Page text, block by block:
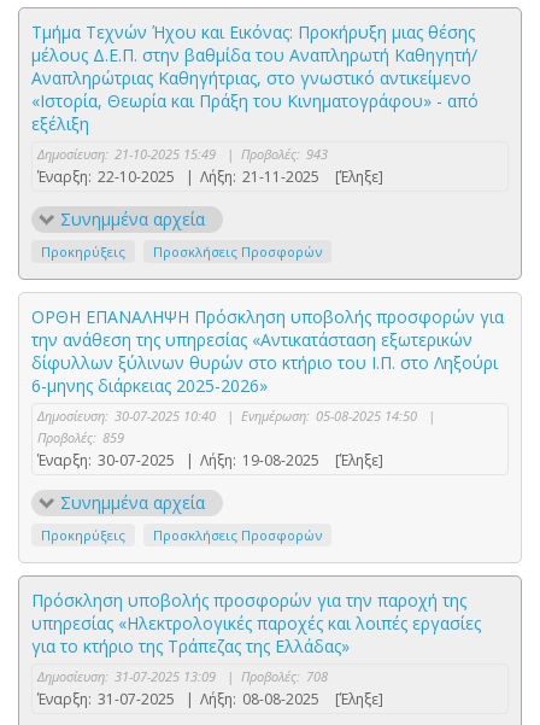
Τμήμα Τεχνών Ήχου και Εικόνας: Προκήρυξη μιας θέσης
μέλους Δ.Ε.Π. στην βαθμίδα του Αναπληρωτή Καθηγητή/
Αναπληρώτριας Καθηγήτριας, στο γνωστικό αντικείμενο
«Ιστορία, Θεωρία και Πράξη του Κινηματογράφου» - από
εξέλιξη
Δημοσίευση: 21-10-2025 15:49 | Προβολές: 943
Έναρξη: 22-10-2025 | Λήξη: 21-11-2025 [Έληξε]
Συνημμένα αρχεία
Προκηρύξεις Προσκλήσεις Προσφορών
ΟΡΘΗ ΕΠΑΝΑΛΗΨΗ Πρόσκληση υποβολής προσφορών για
την ανάθεση της υπηρεσίας «Αντικατάσταση εξωτερικών
δίφυλλων ξύλινων θυρών στο κτήριο του Ι.Π. στο Ληξούρι
6-μηνης διάρκειας 2025-2026»
Δημοσίευση: 30-07-2025 10:40 | Ενημέρωση: 05-08-2025 14:50
|
Προβολές: 859
Έναρξη: 30-07-2025 | Λήξη: 19-08-2025 [Έληξε]
Συνημμένα αρχεία
Προκηρύξεις Προσκλήσεις Προσφορών
Πρόσκληση υποβολής προσφορών για την παροχή της
υπηρεσίας «Ηλεκτρολογικές παροχές και λοιπές εργασίες
για το κτήριο της Τράπεζας της Ελλάδας»
Δημοσίευση: 31-07-2025 13:09 | Προβολές: 708
Έναρξη: 31-07-2025 | Λήξη: 08-08-2025 [Έληξε]